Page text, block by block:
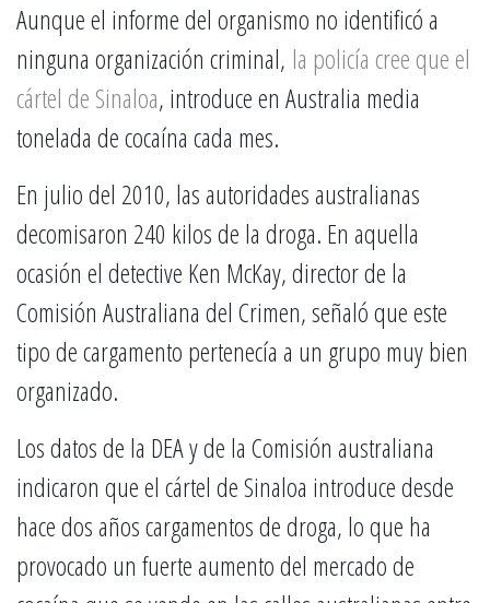
Aunque el informe del organismo no identificó a
ninguna organización criminal, la policía cree que el
cártel de Sinaloa, introduce en Australia media
tonelada de cocaína cada mes.
En julio del 2010, las autoridades australianas
decomisaron 240 kilos de la droga. En aquella
ocasión el detective Ken McKay, director de la
Comisión Australiana del Crimen, señaló que este
tipo de cargamento pertenecía a un grupo muy bien
organizado.
Los datos de la DEA y de la Comisión australiana
indicaron que el cártel de Sinaloa introduce desde
hace dos años cargamentos de droga, lo que ha
provocado un fuerte aumento del mercado de